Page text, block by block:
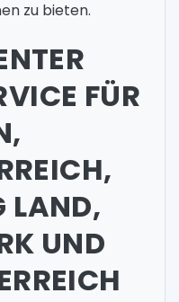
zu bieten.
FÜR
LAND,
UND